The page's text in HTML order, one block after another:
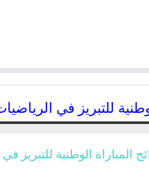
للتبريز في الرياضيات
المباراة الوطنية للتبريز في